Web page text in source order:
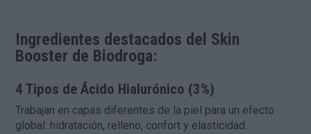
Ingredientes destacados del Skin
Booster de Biodroga:
4 Tipos de Ácido Hialurónico (3%)
Trabajan en capas diferentes de la piel para un efecto
global: hidratación, relleno, confort y elasticidad.